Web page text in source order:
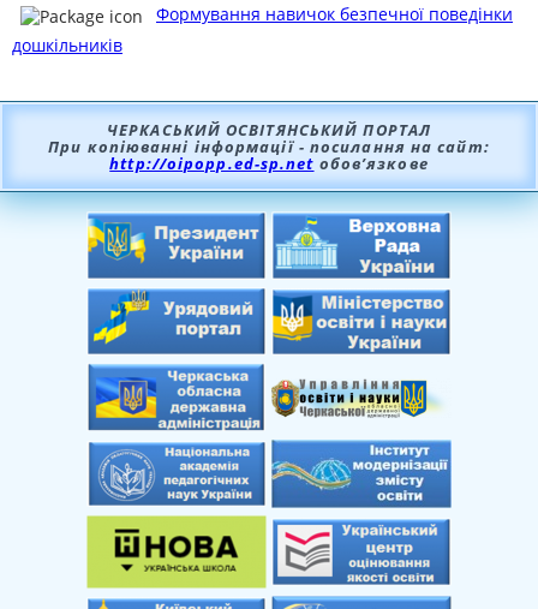
Формування навичок безпечної поведінки
дошкільників
ЧЕРКАСЬКИЙ ОСВІТЯНСЬКИЙ ПОРТАЛ
При копіюванні інформації - посилання на сайт:
http://oipopp.ed-sp.net обов’язкове